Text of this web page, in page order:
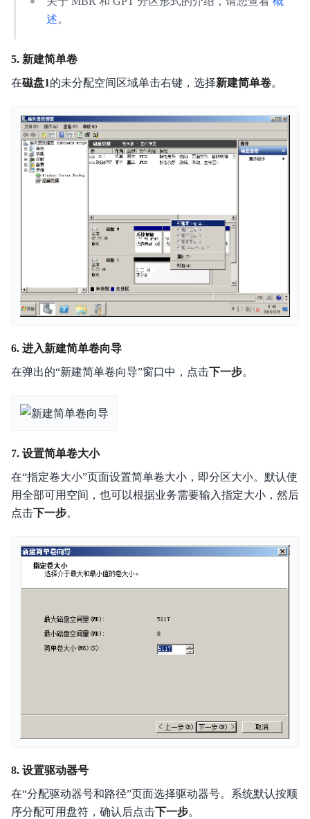
述。
5. 新建简单卷
在磁盘1的未分配空间区域单击右键，选择新建简单卷。
6. 进入新建简单卷向导
在弹出的“新建简单卷向导”窗口中，点击下一步。
7. 设置简单卷大小
在“指定卷大小”页面设置简单卷大小，即分区大小。默认使
用全部可用空间，也可以根据业务需要输入指定大小，然后
点击下一步。
8. 设置驱动器号
在“分配驱动器号和路径”页面选择驱动器号。系统默认按顺
序分配可用盘符，确认后点击下一步。